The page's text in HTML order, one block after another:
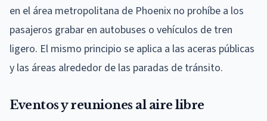
en el área metropolitana de Phoenix no prohíbe a los
pasajeros grabar en autobuses o vehículos de tren
ligero. El mismo principio se aplica a las aceras públicas
y las áreas alrededor de las paradas de tránsito.
Eventos y reuniones al aire libre